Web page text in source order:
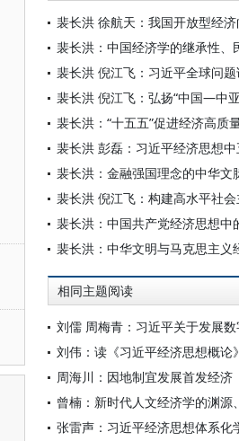
相同主题阅读
刘伟：读《习近平经济思想概论》
周海川：因地制宜发展首发经济